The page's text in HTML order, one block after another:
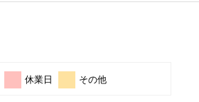
休業日 その他